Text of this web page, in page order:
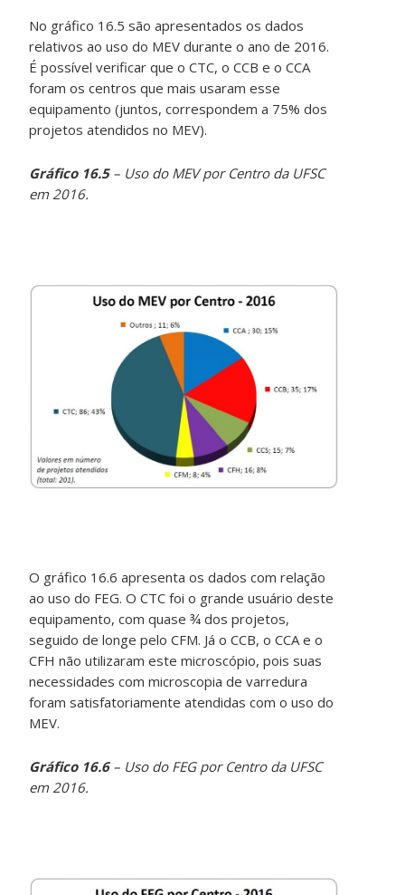
No gráfico 16.5 são apresentados os dados
relativos ao uso do MEV durante o ano de 2016.
É possível verificar que o CTC, o CCB e o CCA
foram os centros que mais usaram esse
equipamento (juntos, correspondem a 75% dos
projetos atendidos no MEV).
Gráfico 16.5– Uso do MEV por Centro da UFSC
em 2016.
O gráfico 16.6 apresenta os dados com relação
ao uso do FEG. O CTC foi o grande usuário deste
equipamento, com quase ¾ dos projetos,
seguido de longe pelo CFM. Já o CCB, o CCA e o
CFH não utilizaram este microscópio, pois suas
necessidades com microscopia de varredura
foram satisfatoriamente atendidas com o uso do
MEV.
Gráfico 16.6– Uso do FEG por Centro da UFSC
em 2016.